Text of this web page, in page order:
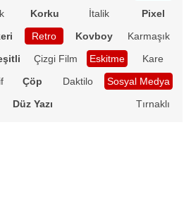
Korku İtalik
Pixel
Retro Kovboy
Karmaşık
Çizgi Film Eskitme
Kare
Çöp Daktilo
Sosyal Medya
Düz Yazı Tırnaklı